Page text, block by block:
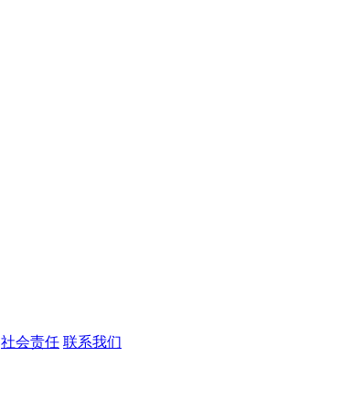
社会责任 联系我们